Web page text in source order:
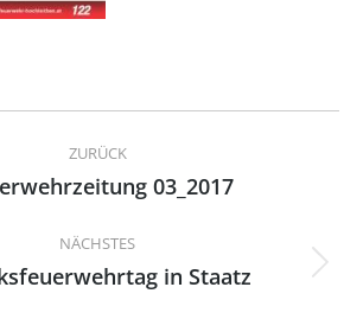
ZURÜCK
Vorheriger03_2017
NÄCHSTES
Nächsterin Staatz